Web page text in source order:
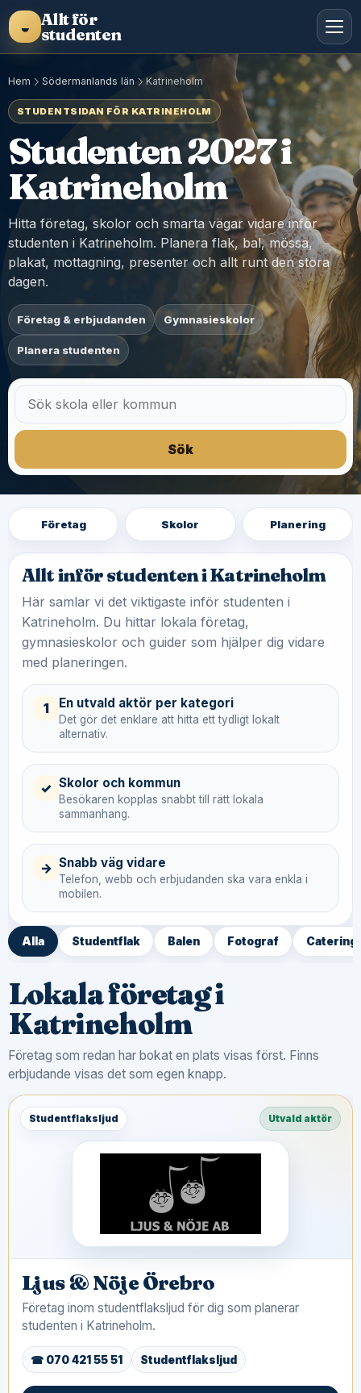
◒ Allt för
studenten
Hem Södermanlands län Katrineholm
STUDENTSIDAN FÖR KATRINEHOLM
Studenten 2027 i
Katrineholm
Hitta företag, skolor och smarta vägar vidare inför
studenten i Katrineholm. Planera flak, bal, mössa,
plakat, mottagning, presenter och allt runt den stora
dagen.
Företag & erbjudanden Gymnasieskolor
Planera studenten
Sök
Företag Skolor Planering
Allt inför studenten i Katrineholm
Här samlar vi det viktigaste inför studenten i
Katrineholm. Du hittar lokala företag,
gymnasieskolor och guider som hjälper dig vidare
med planeringen.
1 En utvald aktör per kategori
Det gör det enklare att hitta ett tydligt lokalt
alternativ.
✓ Skolor och kommun
Besökaren kopplas snabbt till rätt lokala
sammanhang.
→ Snabb väg vidare
Telefon, webb och erbjudanden ska vara enkla i
mobilen.
Alla Studentflak Balen Fotograf Catering
Lokala företag i
Katrineholm
Företag som redan har bokat en plats visas först. Finns
erbjudande visas det som egen knapp.
Studentflaksljud Utvald aktör
Ljus & Nöje Örebro
Företag inom studentflaksljud för dig som planerar
studenten i Katrineholm.
☎ 070 421 55 51 Studentflaksljud